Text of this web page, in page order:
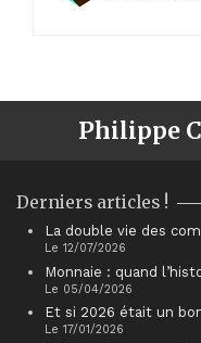
Philippe
Derniers articles !
La double vie des
Le 12/07/2026
Monnaie : quand
Le 05/04/2026
Et si 2026 était un
Le 17/01/2026